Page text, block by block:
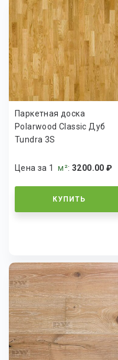
Паркетная доска
Polarwood Classic Дуб
Tundra 3S
Цена за 1м²:3200.00 ₽
КУПИТЬ